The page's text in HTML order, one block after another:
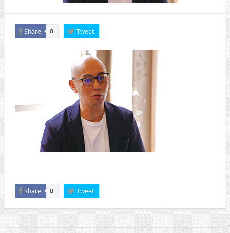
Share 0 Tweet
Share 0 Tweet